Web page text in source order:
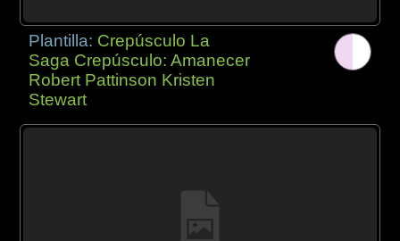
Plantilla: Crepúsculo La
Saga Crepúsculo: Amanecer
Robert Pattinson Kristen
Stewart